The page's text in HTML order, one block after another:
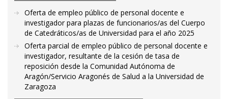
Oferta de empleo público de personal docente e
investigador para plazas de funcionarios/as del Cuerpo
de Catedráticos/as de Universidad para el año 2025
Oferta parcial de empleo público de personal docente e
investigador, resultante de la cesión de tasa de
reposición desde la Comunidad Autónoma de
Aragón/Servicio Aragonés de Salud a la Universidad de
Zaragoza